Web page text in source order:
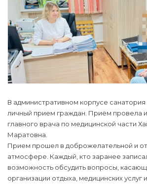
В административном корпусе
личный прием граждан. Приём провела
главного врача по медицинской части
Маратовна.
Прием прошел в доброжелательной и
атмосфере. Каждый, кто заранее
возможность обсудить вопросы,
организации отдыха, медицинских услуг